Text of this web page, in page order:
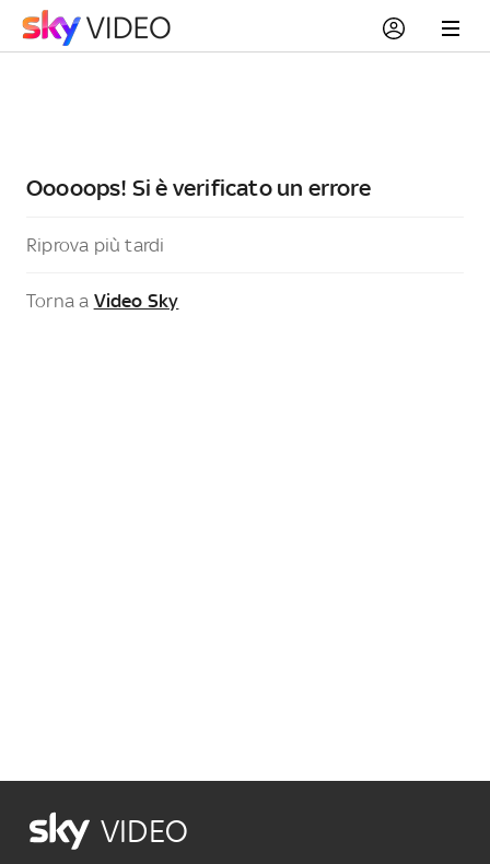
Ooooops! Si è verificato un errore
Riprova più tardi
Torna a Video Sky
VIDEO